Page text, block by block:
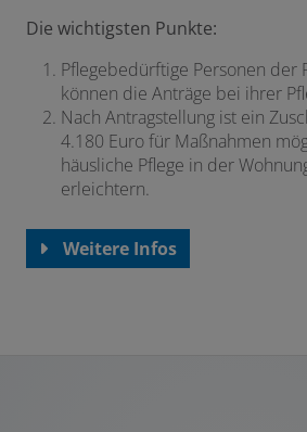
Die wichtigsten Punkte:
Pflegebedürftige Personen der
können die Anträge bei ihrer
Nach Antragstellung ist ein
4.180 Euro für Maßnahmen
häusliche Pflege in der
erleichtern.
Weitere Infos